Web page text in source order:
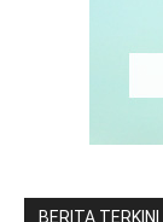
BERITA TERKINI